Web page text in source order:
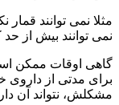
مثلا نمی توانند قمار
نمی توانند بیش از حد
گاهی اوقات ممکن
برای مدتی از
مشکلش، نتواند آن